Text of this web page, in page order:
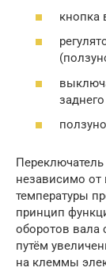
кнопка
Переключатель
независимо от
температуры
принцип
оборотов вала
путём
на клеммы